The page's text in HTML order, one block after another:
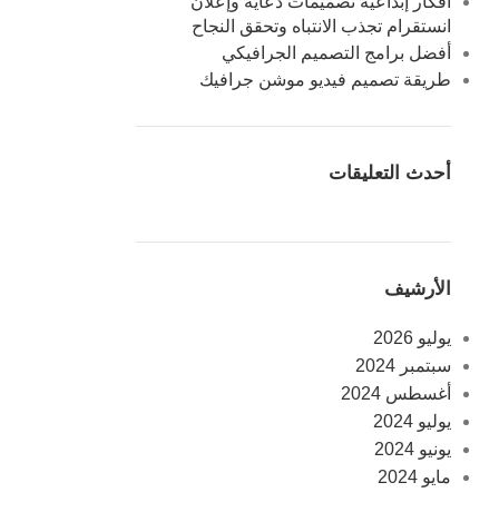
انستقرام تجذب الانتباه وتحقق النجاح
أفضل برامج التصميم الجرافيكي
طريقة تصميم فيديو موشن جرافيك
أحدث التعليقات
الأرشيف
يوليو 2026
سبتمبر 2024
أغسطس 2024
يوليو 2024
يونيو 2024
مايو 2024